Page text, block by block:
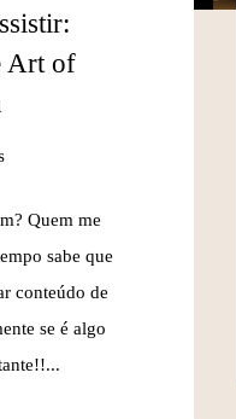
Art of
Quem me
sabe que
conteúdo de
se é algo